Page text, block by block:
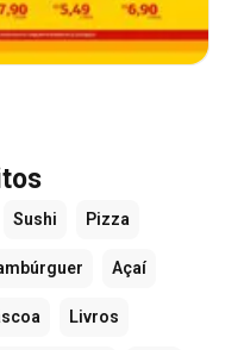
Sushi Pizza
Açaí
Livros